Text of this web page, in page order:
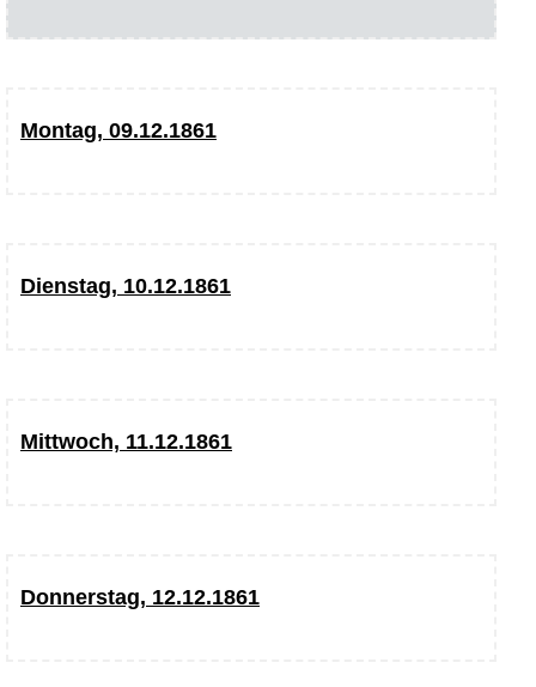
Montag, 09.12.1861
Dienstag, 10.12.1861
Mittwoch, 11.12.1861
Donnerstag, 12.12.1861